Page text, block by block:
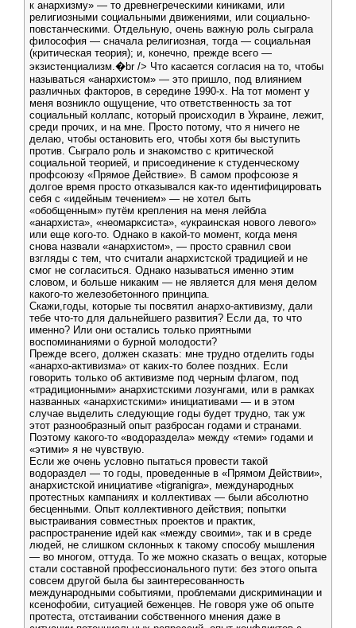
к анархизму» — то древнегреческими киниками, или
религиозными социальными движениями, или социально-
повстанческими. Отдельную, очень важную роль сыграла
философия — сначала религиозная, тогда — социальная
(критическая теория); и, конечно, прежде всего —
экзистенциализм.�br /> Что касается согласия на то, чтобы
называться «анархистом» — это пришло, под влиянием
различных факторов, в середине 1990-х. На тот момент у
меня возникло ощущение, что ответственность за тот
социальный коллапс, который происходил в Украине, лежит,
среди прочих, и на мне. Просто потому, что я ничего не
делаю, чтобы остановить его, чтобы хотя бы выступить
против. Сыграло роль и знакомство с критической
социальной теорией, и присоединение к студенческому
профсоюзу «Прямое Действие». В самом профсоюзе я
долгое время просто отказывался как-то идентифицировать
себя с «идейным течением» — не хотел быть
«обобщенным» путём крепления на меня лейбла
«анархиста», «неомарксиста», «украинская нового левого»
или еще кого-то. Однако в какой-то момент, когда меня
снова назвали «анархистом», — просто сравнил свои
взгляды с тем, что считали анархистской традицией и не
смог не согласиться. Однако называться именно этим
словом, и больше никаким — не является для меня делом
какого-то железобетонного принципа.
Скажи,годы, которые ты посвятил анархо-активизму, дали
тебе что-то для дальнейшего развития? Если да, то что
именно? Или они остались только приятными
воспоминаниями о бурной молодости?
Прежде всего, должен сказать: мне трудно отделить годы
«анархо-активизма» от каких-то более поздних. Если
говорить только об активизме под черным флагом, под
«традиционными» анархистскими лозунгами, или в рамках
названных «анархистскими» инициативами — и в этом
случае выделить следующие годы будет трудно, так уж
этот разнообразный опыт разбросан годами и странами.
Поэтому какого-то «водораздела» между «теми» годами и
«этими» я не чувствую.
Если же очень условно пытаться провести такой
водораздел — то годы, проведенные в «Прямом Действии»,
анархистской инициативе «tigranigra», международных
протестных кампаниях и коллективах — были абсолютно
бесценными. Опыт коллективного действия; попытки
выстраивания совместных проектов и практик,
распространение идей как «между своими», так и в среде
людей, не слишком склонных к такому способу мышления
— во многом, оттуда. То же можно сказать о вещах, которые
стали составной профессионального пути: без этого опыта
совсем другой была бы заинтересованность
международными событиями, проблемами дискриминации и
ксенофобии, ситуацией беженцев. Не говоря уже об опыте
протеста, отстаивании собственного мнения даже в